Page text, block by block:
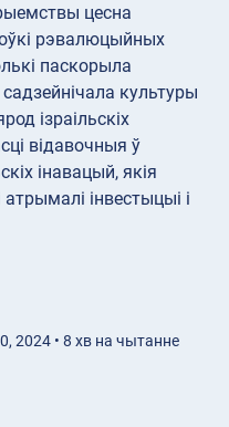
цесна
рэвалюцыйных
паскорыла
культуры
ізраільскіх
відавочныя ў
інавацый, якія
інвестыцыі і
2024 • 8 хв на чытанне